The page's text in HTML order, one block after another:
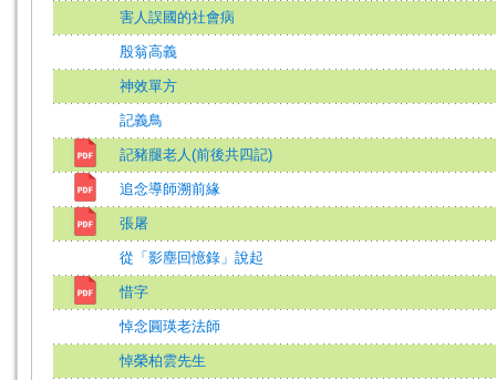
害人誤國的社會病
殷翁高義
神效單方
記義鳥
記豬腿老人(前後共四記)
追念導師溯前緣
張屠
從「影塵回憶錄」說起
惜字
悼念圓瑛老法師
悼榮柏雲先生